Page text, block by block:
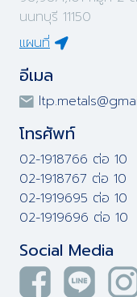
นนทบุรี 11150
แผนที่
อีเมล
โทรศัพท์
02-1918766 ต่อ 10
02-1918767 ต่อ 10
02-1919695 ต่อ 10
02-1919696 ต่อ 10
Social Media